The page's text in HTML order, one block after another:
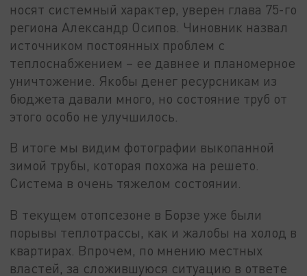
носят системный характер, уверен глава 75-го
региона Александр Осипов. Чиновник назвал
источником постоянных проблем с
теплоснабжением – ее давнее и планомерное
уничтожение. Якобы денег ресурсникам из
бюджета давали много, но состояние труб от
этого особо не улучшилось.
В итоге мы видим фотографии выкопанной
зимой трубы, которая похожа на решето.
Система в очень тяжелом состоянии.
В текущем отопсезоне в Борзе уже были
порывы теплотрассы, как и жалобы на холод в
квартирах. Впрочем, по мнению местных
властей, за сложившуюся ситуацию в ответе